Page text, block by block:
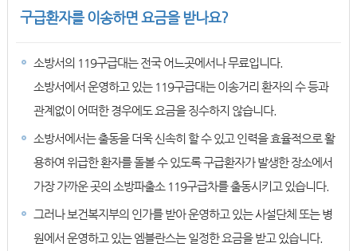
구급환자를 이송하면 요금을 받나요?
소방서의 119구급대는 전국 어느곳에서나 무료입니다.
소방서에서 운영하고 있는 119구급대는 이송거리 환자의 수 등과
관계없이 어떠한 경우에도 요금을 징수하지 않습니다.
소방서에서는 출동을 더욱 신속히 할 수 있고 인력을 효율적으로 활
용하여 위급한 환자를 돌볼 수 있도록 구급환자가 발생한 장소에서
가장 가까운 곳의 소방파출소 119구급차를 출동시키고 있습니다.
그러나 보건복지부의 인가를 받아 운영하고 있는 사설단체 또는 병
원에서 운영하고 있는 엠블란스는 일정한 요금을 받고 있습니다.